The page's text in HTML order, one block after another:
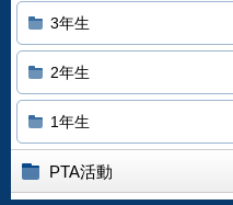
3年生
2年生
1年生
PTA活動